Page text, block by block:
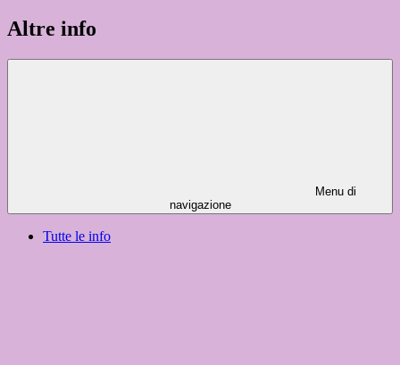
Altre info
Menu di
navigazione
Tutte le info